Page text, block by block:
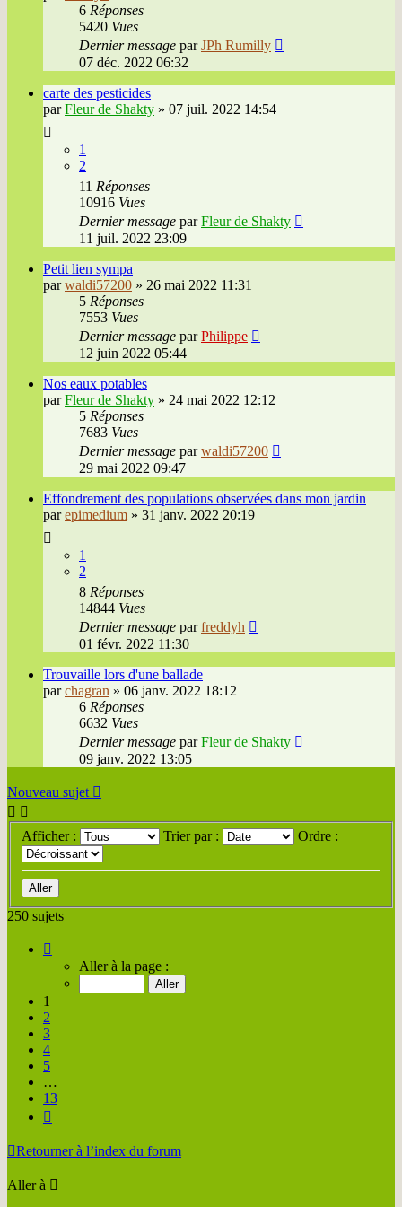
6 Réponses
5420 Vues
Dernier message parJPh Rumilly
07 déc. 2022 06:32
carte des pesticides
parFleur de Shakty » 07 juil. 2022 14:54
1
2
11 Réponses
10916 Vues
Dernier message parFleur de Shakty
11 juil. 2022 23:09
Petit lien sympa
parwaldi57200 » 26 mai 2022 11:31
5 Réponses
7553 Vues
Dernier message parPhilippe
12 juin 2022 05:44
Nos eaux potables
parFleur de Shakty » 24 mai 2022 12:12
5 Réponses
7683 Vues
Dernier message parwaldi57200
29 mai 2022 09:47
Effondrement des populations observées dans mon jardin
parepimedium » 31 janv. 2022 20:19
1
2
8 Réponses
14844 Vues
Dernier message parfreddyh
01 févr. 2022 11:30
Trouvaille lors d'une ballade
parchagran » 06 janv. 2022 18:12
6 Réponses
6632 Vues
Dernier message parFleur de Shakty
09 janv. 2022 13:05
Nouveau sujet
Afficher : Trier par : Ordre :
250 sujets
sur
Aller à la page :
1
2
3
4
5
…
13
Retourner à l’index du forum
Aller à